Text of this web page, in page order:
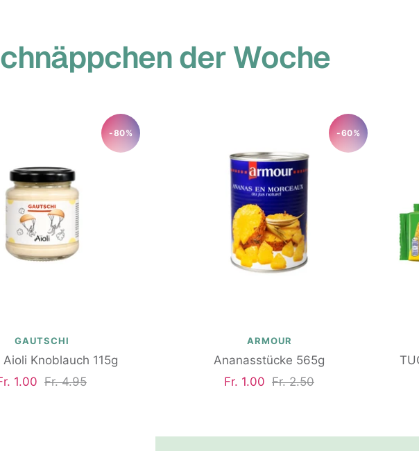
der Woche
-80%
GAUTSCHI
Aioli Knoblauch 115g
1.00 Regulärer
Fr. 4.95
-60%
ARMOUR
Ananasstücke 565g
Angebotspreis
Fr. 1.00 Regulärer
Fr. 2.50